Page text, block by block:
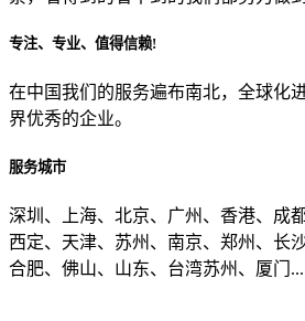
专注、专业、值得信赖!
在中国我们的服务遍布南北，全球化
界优秀的企业。
服务城市
深圳、上海、北京、广州、香港、成
西定、天津、苏州、南京、郑州、长
合肥、佛山、山东、台湾苏州、厦门...